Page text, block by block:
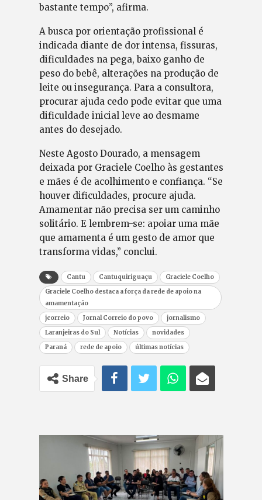
bastante tempo”, afirma.
A busca por orientação profissional é
indicada diante de dor intensa, fissuras,
dificuldades na pega, baixo ganho de
peso do bebê, alterações na produção de
leite ou insegurança. Para a consultora,
procurar ajuda cedo pode evitar que uma
dificuldade inicial leve ao desmame
antes do desejado.
Neste Agosto Dourado, a mensagem
deixada por Graciele Coelho às gestantes
e mães é de acolhimento e confiança. “Se
houver dificuldades, procure ajuda.
Amamentar não precisa ser um caminho
solitário. E lembrem-se: apoiar uma mãe
que amamenta é um gesto de amor que
transforma vidas,” conclui.
Cantu Cantuquiriguaçu
Graciele Coelho
Graciele Coelho destaca a força da rede de apoio na
amamentação
jcorreio
Jornal Correio do povo
jornalismo
Laranjeiras do Sul
Notícias
novidades
Paraná
rede de apoio últimas notícias
Share